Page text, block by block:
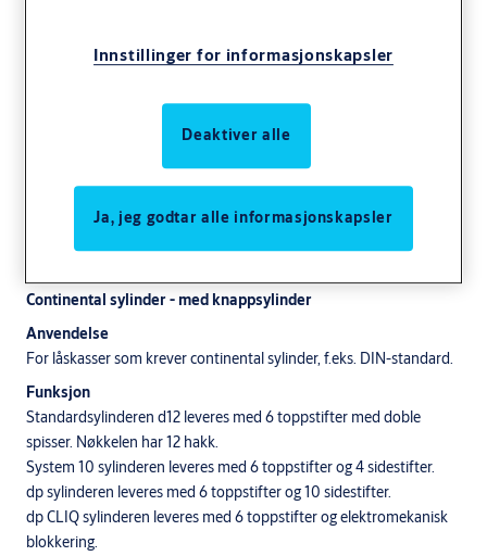
Continental sylinder - med knappsylinder
Anvendelse
For låskasser som krever continental sylinder, f.eks. DIN-standard.
Funksjon
Standardsylinderen d12 leveres med 6 toppstifter med doble
spisser. Nøkkelen har 12 hakk.
System 10 sylinderen leveres med 6 toppstifter og 4 sidestifter.
dp sylinderen leveres med 6 toppstifter og 10 sidestifter.
dp CLIQ sylinderen leveres med 6 toppstifter og elektromekanisk
blokkering.
Innstillinger for informasjonskapsler
Deaktiver alle
Ja, jeg godtar alle informasjonskapsler